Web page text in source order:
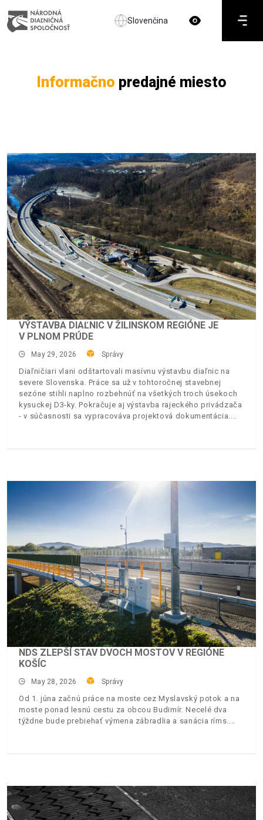
Slovenčina
Informačno predajné miesto
VÝSTAVBA DIAĽNIC V ŽILINSKOM REGIÓNE JE
V PLNOM PRÚDE
May 29, 2026 Správy
Diaľničiari vlani odštartovali masívnu výstavbu diaľnic na
severe Slovenska. Práce sa už v tohtoročnej stavebnej
sezóne stihli naplno rozbehnúť na všetkých troch úsekoch
kysuckej D3-ky. Pokračuje aj výstavba rajeckého privádzača
- v súčasnosti sa vypracováva projektová dokumentácia.
NDS ZLEPŠÍ STAV DVOCH MOSTOV V REGIÓNE
KOŠÍC
May 28, 2026 Správy
Od 1. júna začnú práce na moste cez Myslavský potok a na
moste ponad lesnú cestu za obcou Budimír. Necelé dva
týždne bude prebiehať výmena zábradlia a sanácia ríms.